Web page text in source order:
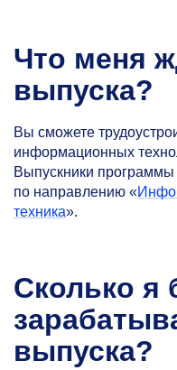
Что меня
выпуска?
Вы сможете
информационных
Выпускники программы
по направлению «
техника».
Сколько я
выпуска?